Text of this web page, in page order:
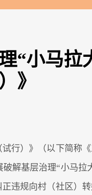
“小马拉
》
行）》（以下简称
解基层治理“小马拉
违规向村（社区）